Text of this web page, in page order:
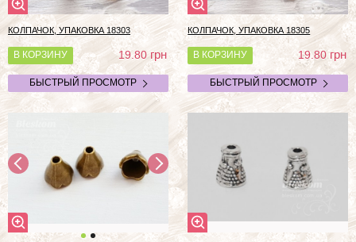
КОЛПАЧОК, УПАКОВКА 18303
В КОРЗИНУ 19.80грн
БЫСТРЫЙ ПРОСМОТР
КОЛПАЧОК, УПАКОВКА 18305
В КОРЗИНУ 19.80грн
БЫСТРЫЙ ПРОСМОТР